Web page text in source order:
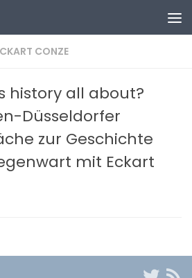
CONZE
history all about?
Düsseldorfer
zur Geschichte
mit Eckart